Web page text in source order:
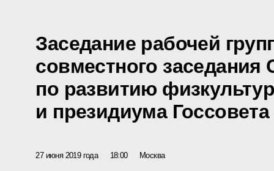
Заседание рабочей
совместного заседания
по развитию
и президиума Госсовета
27 июня 2019 года 18:00 Москва